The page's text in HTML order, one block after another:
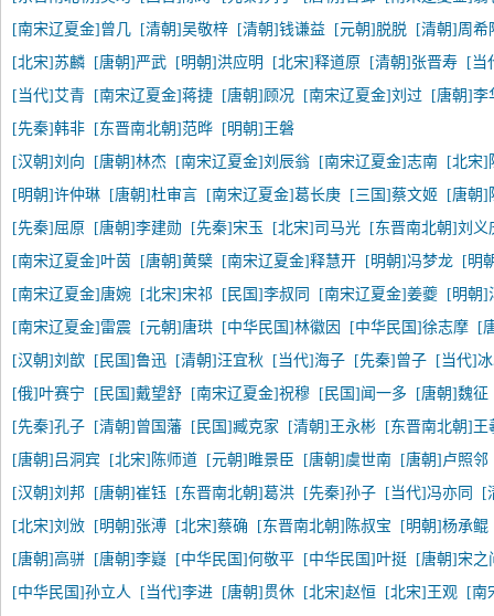
[南宋辽夏金]曾几
[清朝]吴敬梓 [清朝]钱谦益 [元朝]脱脱
[清朝]周希
[北宋]苏麟
[唐朝]严武 [明朝]洪应明 [北宋]释道原 [清朝]张晋寿
[当
[当代]艾青
[南宋辽夏金]蒋捷 [唐朝]顾况 [南宋辽夏金]刘过
[唐朝]李
[先秦]韩非
[东晋南北朝]范晔
[明朝]王磐
[汉朝]刘向
[唐朝]林杰 [南宋辽夏金]刘辰翁 [南宋辽夏金]志南
[北宋]
[明朝]许仲琳
[唐朝]杜审言 [南宋辽夏金]葛长庚 [三国]蔡文姬
[唐朝]
[先秦]屈原
[唐朝]李建勋 [先秦]宋玉 [北宋]司马光
[东晋南北朝]刘义
[南宋辽夏金]叶茵
[唐朝]黄檗 [南宋辽夏金]释慧开 [明朝]冯梦龙
[明
[南宋辽夏金]唐婉
[北宋]宋祁 [民国]李叔同 [南宋辽夏金]姜夔
[明朝]
[南宋辽夏金]雷震
[元朝]唐珙 [中华民国]林徽因 [中华民国]徐志摩
[
[汉朝]刘歆
[民国]鲁迅 [清朝]汪宜秋 [当代]海子 [先秦]曾子
[当代]
[俄]叶赛宁
[民国]戴望舒 [南宋辽夏金]祝穆 [民国]闻一多
[唐朝]魏征
[先秦]孔子
[清朝]曾国藩 [民国]臧克家 [清朝]王永彬
[东晋南北朝]王
[唐朝]吕洞宾
[北宋]陈师道 [元朝]睢景臣 [唐朝]虞世南
[唐朝]卢照邻
[汉朝]刘邦
[唐朝]崔钰 [东晋南北朝]葛洪 [先秦]孙子 [当代]冯亦同
[
[北宋]刘攽
[明朝]张溥 [北宋]蔡确 [东晋南北朝]陈叔宝
[明朝]杨承鲲
[唐朝]高骈
[唐朝]李嶷 [中华民国]何敬平 [中华民国]叶挺
[唐朝]宋之
[中华民国]孙立人
[当代]李进 [唐朝]贯休 [北宋]赵恒 [北宋]王观
[南